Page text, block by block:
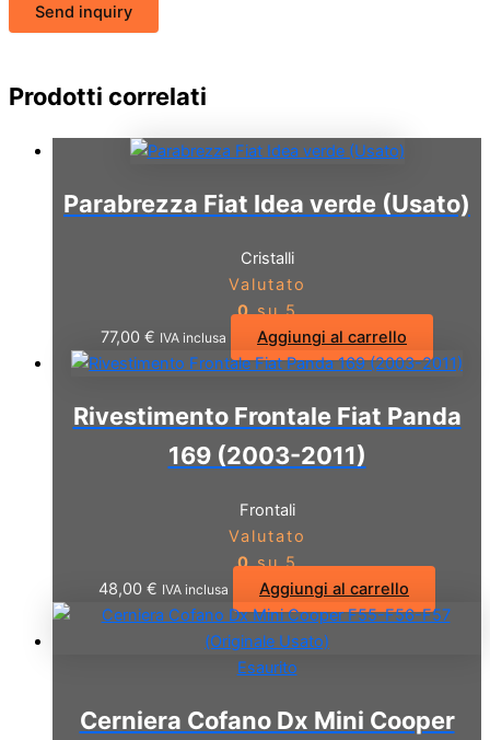
Send inquiry
Prodotti correlati
Parabrezza Fiat Idea verde (Usato)
Cristalli
Valutato
0su 5
77,00 € IVA inclusa Aggiungi al carrello
Rivestimento Frontale Fiat Panda
169 (2003-2011)
Frontali
Valutato
0su 5
48,00 € IVA inclusa Aggiungi al carrello
Esaurito
Cerniera Cofano Dx Mini Cooper